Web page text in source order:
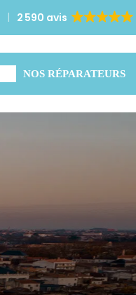
2 590 avis
NOS RÉPARATEURS